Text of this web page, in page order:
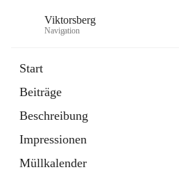
Viktorsberg
Navigation
Start
Beiträge
Beschreibung
Impressionen
Müllkalender
1 Schnellzugriff
Bürgerservice
10 Schnellzugriffe